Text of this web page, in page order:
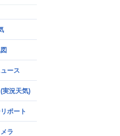
ース
実況天気)
ポート
ラ